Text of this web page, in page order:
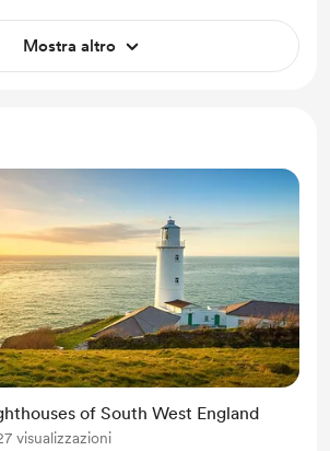
Mostra altro
of South West England
visualizzazioni